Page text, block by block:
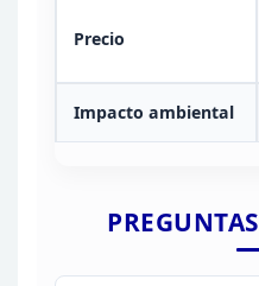
Precio
Impacto ambiental
PREGUNTAS